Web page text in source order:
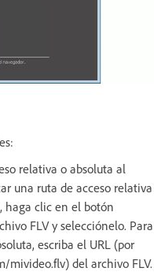
relativa o absoluta al
una ruta de acceso relativa
haga clic en el botón
FLV y selecciónelo. Para
escriba el URL (por
del archivo FLV.